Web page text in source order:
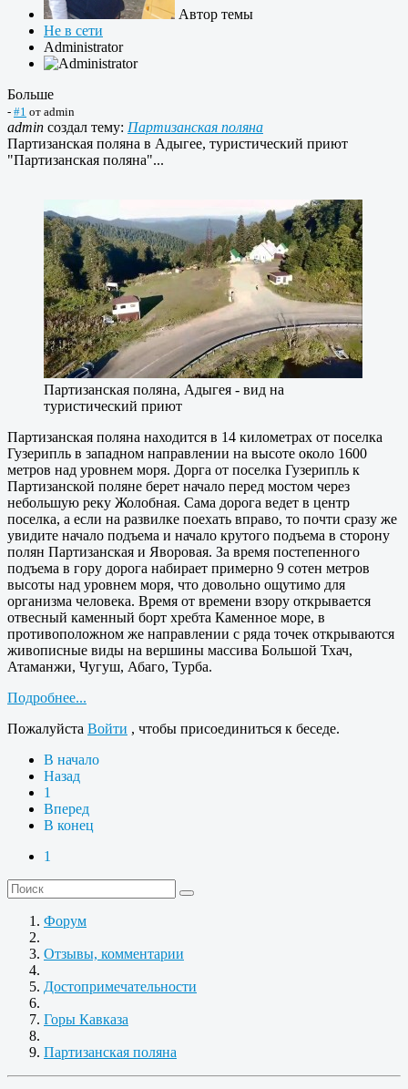
Автор темы
Не в сети
Administrator
Больше
- #1 от admin
admin создал тему: Партизанская поляна
Партизанская поляна в Адыгее, туристический приют
"Партизанская поляна"...
Партизанская поляна, Адыгея - вид на
туристический приют
Партизанская поляна находится в 14 километрах от поселка
Гузерипль в западном направлении на высоте около 1600
метров над уровнем моря. Дорга от поселка Гузерипль к
Партизанской поляне берет начало перед мостом через
небольшую реку Жолобная. Сама дорога ведет в центр
поселка, а если на развилке поехать вправо, то почти сразу же
увидите начало подъема и начало крутого подъема в сторону
полян Партизанская и Яворовая. За время постепенного
подъема в гору дорога набирает примерно 9 сотен метров
высоты над уровнем моря, что довольно ощутимо для
организма человека. Время от времени взору открывается
отвесный каменный борт хребта Каменное море, в
противоположном же направлении с ряда точек открываются
живописные виды на вершины массива Большой Тхач,
Атаманжи, Чугуш, Абаго, Турба.
Подробнее...
Пожалуйста Войти , чтобы присоединиться к беседе.
В начало
Назад
1
Вперед
В конец
1
Форум
Отзывы, комментарии
Достопримечательности
Горы Кавказа
Партизанская поляна